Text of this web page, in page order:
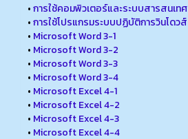
•การใช้คอมพิวเตอร์และระบบสารสนเทศ
•การใช้โปรแกรมระบบปฏิบัติการวินโดวส์
• Microsoft Word 3-1
• Microsoft Word 3-2
• Microsoft Word 3-3
• Microsoft Word 3-4
• Microsoft Excel 4-1
• Microsoft Excel 4-2
• Microsoft Excel 4-3
• Microsoft Excel 4-4